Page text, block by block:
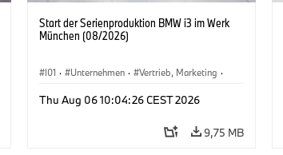
Start der Serienproduktion BMW i3 im Werk
München (08/2026)
I01 · Unternehmen · Vertrieb, Marketing ·
Thu Aug 06 10:04:26 CEST 2026
9,75 MB